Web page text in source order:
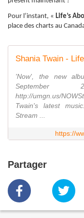
Pour l’instant, « Life’s
place des charts au
Shania Twain -
'Now', the new
September
http://umgn.us/
Twain's latest
Stream ...
https://
Partager